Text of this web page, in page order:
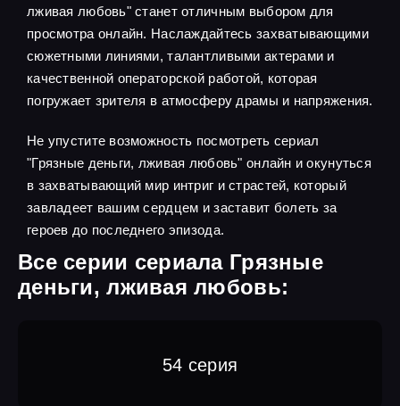
лживая любовь" станет отличным выбором для
просмотра онлайн. Наслаждайтесь захватывающими
сюжетными линиями, талантливыми актерами и
качественной операторской работой, которая
погружает зрителя в атмосферу драмы и напряжения.
Не упустите возможность посмотреть сериал
"Грязные деньги, лживая любовь" онлайн и окунуться
в захватывающий мир интриг и страстей, который
завладеет вашим сердцем и заставит болеть за
героев до последнего эпизода.
Все серии сериала Грязные
деньги, лживая любовь:
54 серия